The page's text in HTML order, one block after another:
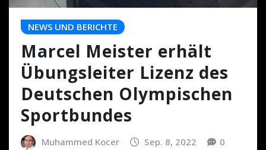
NEWS UND BERICHTE
Marcel Meister erhält
Übungsleiter Lizenz des
Deutschen Olympischen
Sportbundes
Muhammed Kocer Sep. 8, 2022 0